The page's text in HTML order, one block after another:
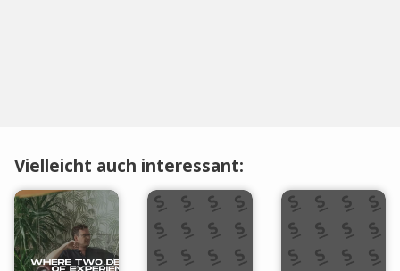
Vielleicht auch interessant: